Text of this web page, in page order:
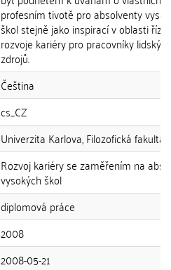
profesním tivotě pro absolventy
škol stejně jako inspirací v oblasti
rozvoje kariéry pro pracovníky lidských
zdrojů.
Čeština
cs_CZ
Univerzita Karlova, Filozofická fakulta
Rozvoj kariéry se zaměřením na
vysokých škol
diplomová práce
2008
2008-05-21